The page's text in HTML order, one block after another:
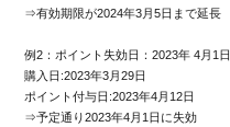
⇒有効期限が2024年3月5日まで延長
例2：ポイント失効日：2023年 4月1日
購入日:2023年3月29日
ポイント付与日:2023年4月12日
⇒予定通り2023年4月1日に失効